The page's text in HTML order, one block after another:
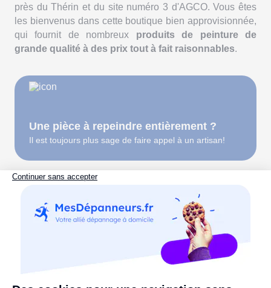
près du Thérin et du site numéro 3 d'AGCO. Vous êtes
les bienvenus dans cette boutique bien approvisionnée,
qui fournit de nombreux produits de peinture de
grande qualité à des prix tout à fait raisonnables.
Une pièce à repeindre entièrement ?
Il est toujours plus sage de faire appel à un artisan!
6. La Quincaillerie Principale
Vous recherchez un mouton à cinq pattes ? Un
dans les grandes
enseignes ? Rassurez-vous, il doit être disponible à La
Quincaillerie Principale !